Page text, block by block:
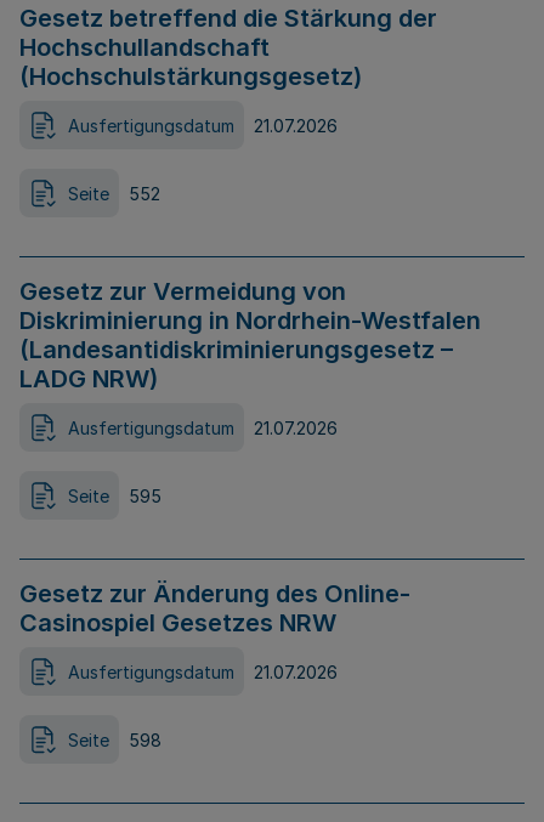
Gesetz betreffend die Stärkung der
Hochschullandschaft
(Hochschulstärkungsgesetz)
Ausfertigungsdatum 21.07.2026
Seite 552
Gesetz zur Vermeidung von
Diskriminierung in Nordrhein-Westfalen
(Landesantidiskriminierungsgesetz –
LADG NRW)
Ausfertigungsdatum 21.07.2026
Seite 595
Gesetz zur Änderung des Online-
Casinospiel Gesetzes NRW
Ausfertigungsdatum 21.07.2026
Seite 598